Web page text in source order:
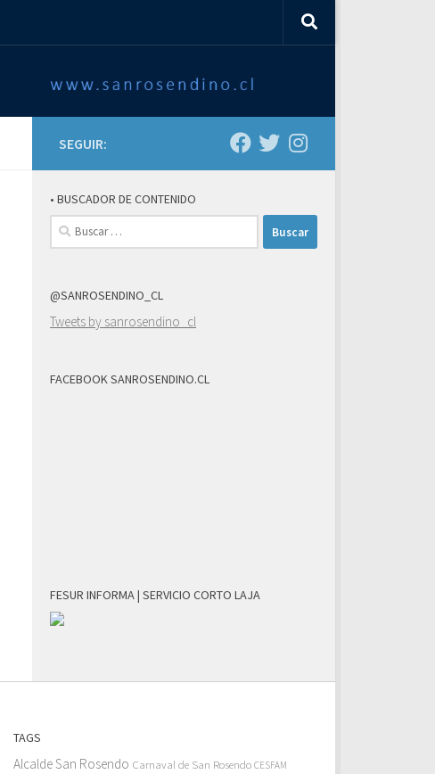
SEGUIR:
• BUSCADOR DE CONTENIDO
Buscar:
@SANROSENDINO_CL
Tweets by sanrosendino_cl
FACEBOOK SANROSENDINO.CL
FESUR INFORMA | SERVICIO CORTO LAJA
TAGS
Alcalde San Rosendo Carnaval de San Rosendo CESFAM